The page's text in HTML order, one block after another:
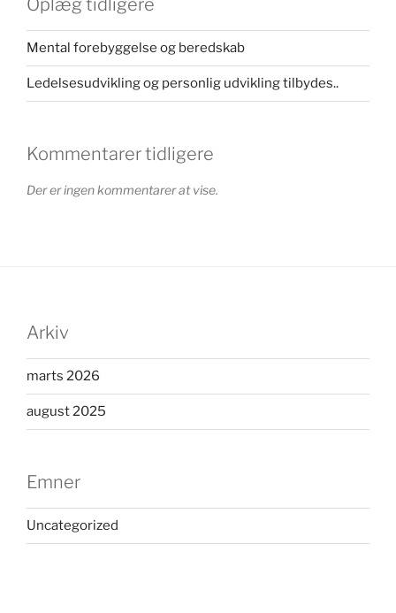
Oplæg tidligere
Mental forebyggelse og beredskab
Ledelsesudvikling og personlig udvikling tilbydes..
Kommentarer tidligere
Der er ingen kommentarer at vise.
Arkiv
marts 2026
august 2025
Emner
Uncategorized